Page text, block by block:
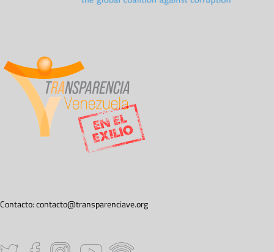
Contacto:contacto@transparenciave.org